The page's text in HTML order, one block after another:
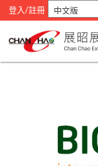
登入/註冊